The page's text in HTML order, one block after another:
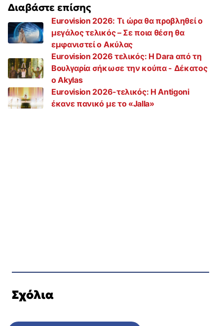
Διαβάστε επίσης
Eurovision 2026: Τι ώρα θα προβληθεί ο
μεγάλος τελικός – Σε ποια θέση θα
εμφανιστεί ο Ακύλας
Eurovision 2026 τελικός: Η Dara από τη
Βουλγαρία σήκωσε την κούπα - Δέκατος
ο Akylas
Eurovision 2026-τελικός: Η Antigoni
έκανε πανικό με το «Jalla»
Σχόλια